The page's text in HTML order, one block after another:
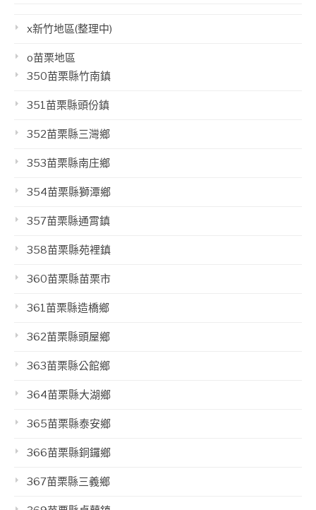
x新竹地區(整理中)
o苗栗地區
350苗栗縣竹南鎮
351苗栗縣頭份鎮
352苗栗縣三灣鄉
353苗栗縣南庄鄉
354苗栗縣獅潭鄉
357苗栗縣通霄鎮
358苗栗縣苑裡鎮
360苗栗縣苗栗市
361苗栗縣造橋鄉
362苗栗縣頭屋鄉
363苗栗縣公館鄉
364苗栗縣大湖鄉
365苗栗縣泰安鄉
366苗栗縣銅鑼鄉
367苗栗縣三義鄉